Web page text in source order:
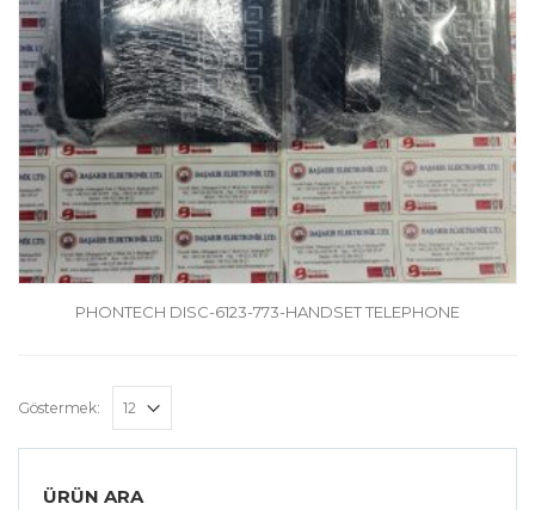
PHONTECH DISC-6123-773-HANDSET TELEPHONE
Göstermek:
ÜRÜN ARA